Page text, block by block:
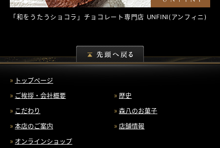
「和をうたうショコラ」チョコレート専門店 UNFINI(アンフィニ)
トップページ
ご挨拶・会社概要
歴史
こだわり
森八のお菓子
本店のご案内
店舗情報
オンラインショップ